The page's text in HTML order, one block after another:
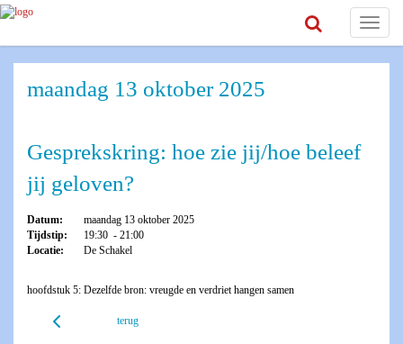
Toggle
maandag 13 oktober 2025
Gesprekskring: hoe zie jij/hoe beleef
jij geloven?
Datum:
maandag 13 oktober 2025
Tijdstip:
19:30 - 21:00
Locatie:
De Schakel
hoofdstuk 5: Dezelfde bron: vreugde en verdriet hangen samen
terug